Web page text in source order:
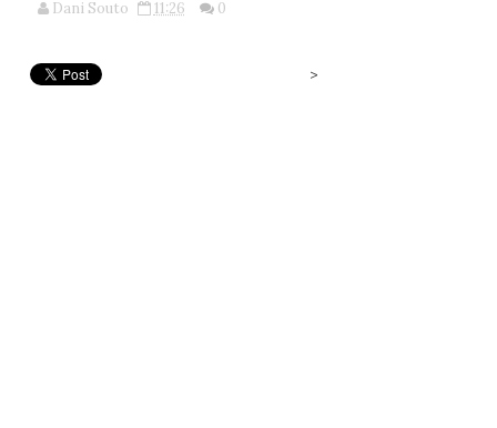
Dani Souto 11:26 0
>